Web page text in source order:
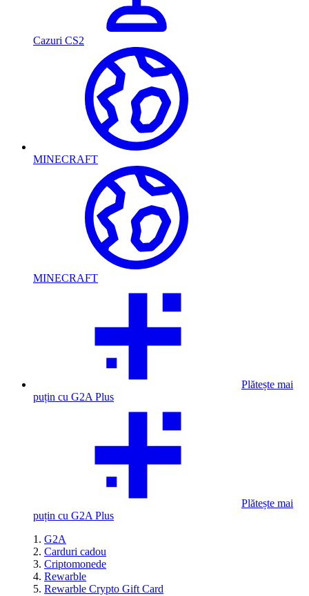
Cazuri CS2
MINECRAFT
MINECRAFT
Plătește mai
puțin cu G2A Plus
Plătește mai
puțin cu G2A Plus
G2A
Carduri cadou
Criptomonede
Rewarble
Rewarble Crypto Gift Card